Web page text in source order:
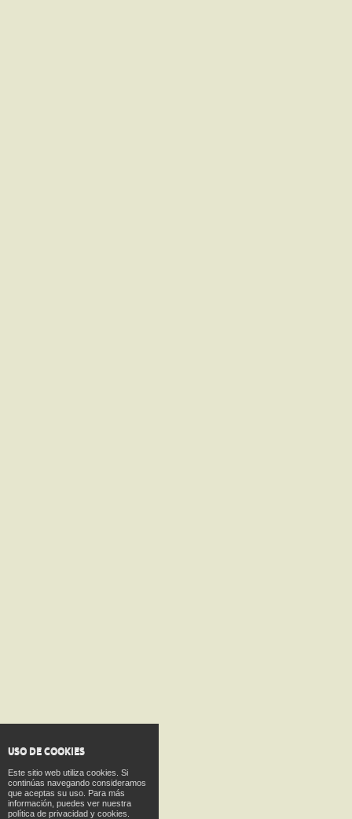
USO DE COOKIES
Este sitio web utiliza cookies. Si
continúas navegando consideramos
que aceptas su uso. Para más
información, puedes ver nuestra
política de privacidad y cookies.